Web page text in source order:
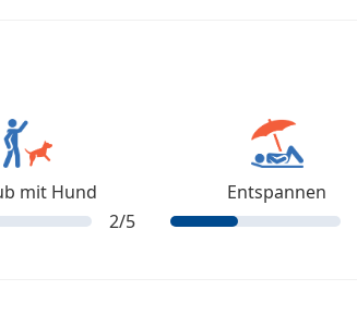
mit Hund
2/5
Entspannen